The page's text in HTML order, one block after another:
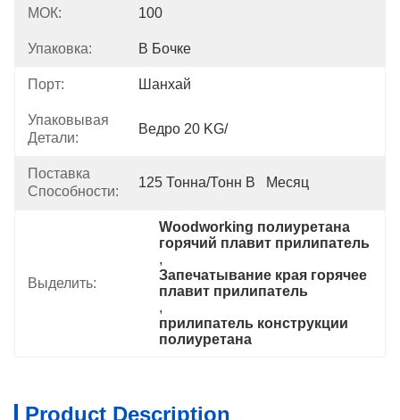
МОК: 100
Упаковка: В Бочке
Порт: Шанхай
Упаковывая
Детали:
Ведро 20 KG/
Поставка
Способности:
125 Тонна/тонн В   Месяц
Выделить:
Woodworking полиуретана
горячий плавит прилипатель
,
Запечатывание края горячее
плавит прилипатель
,
прилипатель конструкции
полиуретана
Product Description